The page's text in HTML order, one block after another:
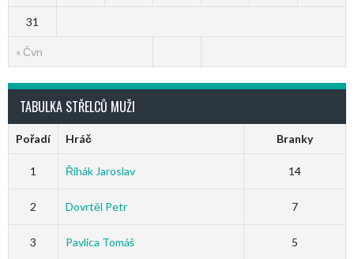
« Čvn
31
TABULKA STŘELCŮ MUŽI
Pořadí Hráč Branky
1 Řihák Jaroslav 14
2 Dovrtěl Petr 7
3 Pavlica Tomáš 5